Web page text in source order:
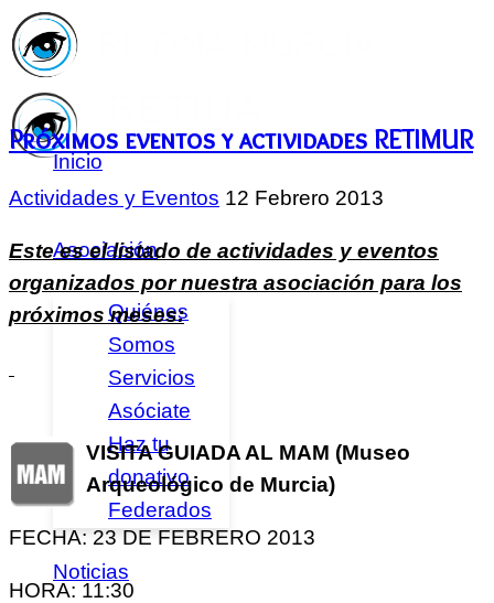
Inicio
Asociación
Quiénes
Somos
Servicios
Asóciate
Haz tu
donativo
Federados
Noticias
Próximos eventos y actividades RETIMUR
Actividades y Eventos 12 Febrero 2013
Este es el listado de actividades y eventos
organizados por nuestra asociación para los
próximos meses:
VISITA GUIADA AL MAM (Museo
Arqueológico de Murcia)
FECHA: 23 DE FEBRERO 2013
HORA: 11:30